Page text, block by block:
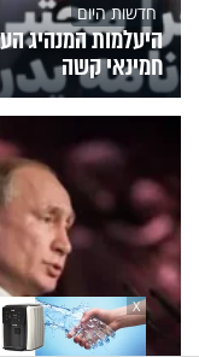
חדשות היום
היעלמות המנהיג
חמינאי קשה
X